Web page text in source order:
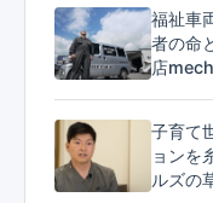
福祉車
者の命
店
子育て
ョンを
ルズの